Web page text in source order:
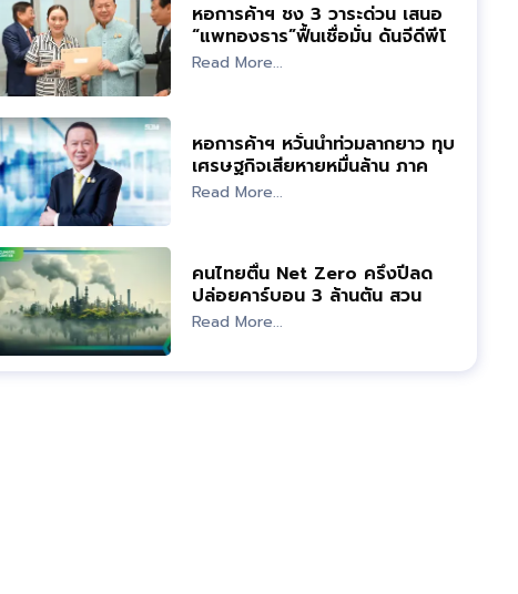
หอการค้าฯ ชง 3 วาระด่วน เสนอ
“แพทองธาร”ฟื้นเชื่อมั่น ดันจีดีพีโต
ปีละ 5%
Read More...
หอการค้าฯ หวั่นน้ำท่วมลากยาว ทุบ
เศรษฐกิจเสียหายหมื่นล้าน ภาค
เกษตรอ่วมสุด
Read More...
คนไทยตื่น Net Zero ครึ่งปีลด
ปล่อยคาร์บอน 3 ล้านตัน สวน
ทางการใช้พลังงานพุ่ง
Read More...